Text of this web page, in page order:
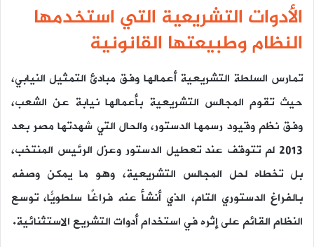
الأدوات التشريعية التي استخدمها
النظام وطبيعتها القانونية
تمارس السلطة التشريعية أعمالها وفق مبادئ التمثيل النيابي،
حيث تقوم المجالس التشريعية بأعمالها نيابة عن الشعب،
وفق نظم وقيود رسمها الدستور، والحال التي شهدتها مصر بعد
2013 لم تتوقف عند تعطيل الدستور وعزل الرئيس المنتخب،
بل تخطاه لحل المجالس التشريعية، وهو ما يمكن وصفه
بالفراغ الدستوري التام، الذي أنشأ عنه فراغًا سلطويًّا، توسع
النظام القائم على إثره في استخدام أدوات التشريع الاستثنائية.